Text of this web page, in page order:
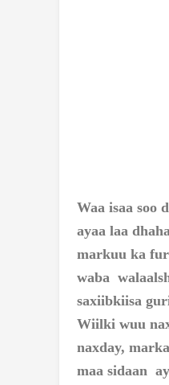
Waa isaa soo
ayaa laa
markuu ka
waba
saxiibkiisa
Wiilki wuu
naxday,
maa sidaan